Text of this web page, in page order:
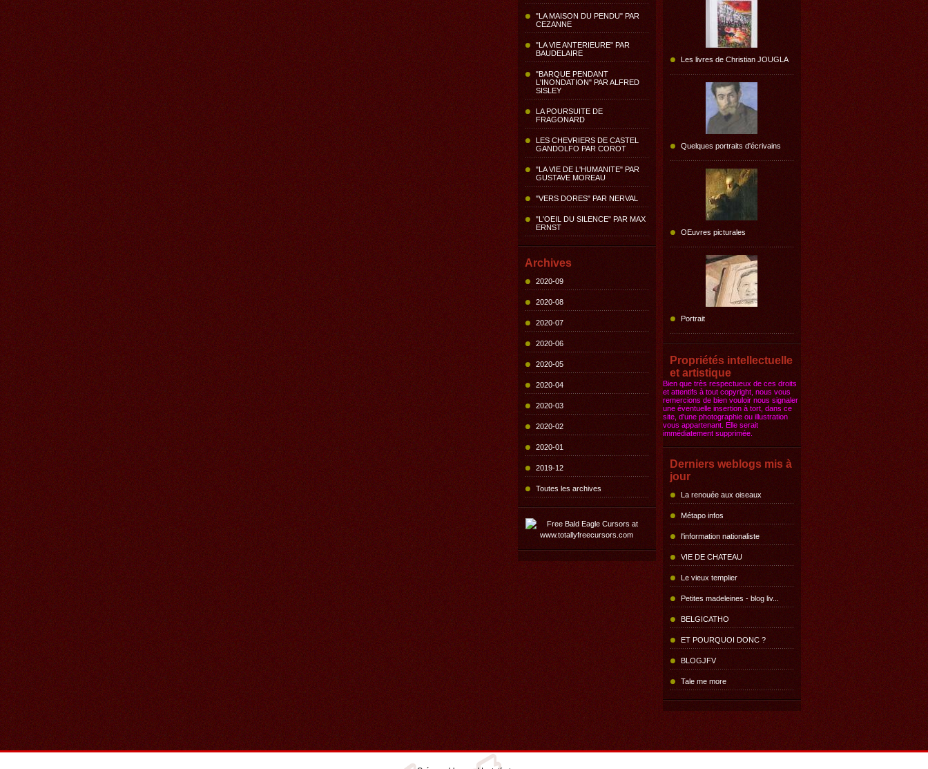
Les livres de Christian JOUGLA
Quelques portraits d'écrivains
OEuvres picturales
Portrait
Propriétés intellectuelle
et artistique
Bien que très respectueux de ces droits
et attentifs à tout copyright, nous vous
remercions de bien vouloir nous signaler
une éventuelle insertion à tort, dans ce
site, d'une photographie ou illustration
vous appartenant. Elle serait
immédiatement supprimée.
Derniers weblogs mis à
jour
La renouée aux oiseaux
Métapo infos
l'information nationaliste
VIE DE CHATEAU
Le vieux templier
Petites madeleines - blog liv...
BELGICATHO
ET POURQUOI DONC ?
BLOGJFV
Tale me more
"LA MAISON DU PENDU" PAR
CEZANNE
"LA VIE ANTERIEURE" PAR
BAUDELAIRE
"BARQUE PENDANT
L'INONDATION" PAR ALFRED
SISLEY
LA POURSUITE DE
FRAGONARD
LES CHEVRIERS DE CASTEL
GANDOLFO PAR COROT
"LA VIE DE L'HUMANITE" PAR
GUSTAVE MOREAU
"VERS DORES" PAR NERVAL
"L'OEIL DU SILENCE" PAR MAX
ERNST
Archives
2020-09
2020-08
2020-07
2020-06
2020-05
2020-04
2020-03
2020-02
2020-01
2019-12
Toutes les archives